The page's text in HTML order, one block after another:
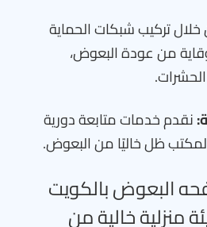
تركيب شبكات الحماية
من عودة البعوض،
نقدم خدمات متابعة دورية
ظل خاليًا من البعوض.
البعوض بالكويت
منزلية خالية من